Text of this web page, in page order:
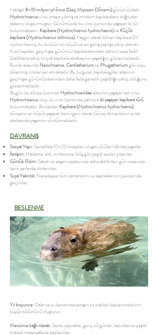
Yaklaşık8–10 milyon yıl önce (Geç Miyosen Dönemi)günümüzdeki
Hydrochoeruscinsi ortaya çıkmış ve modern kapibaraların doğrudan
atalarını oluşturmuştur. Günümüzde bu cins içerisinde yaşayan iki tür
bulunmaktadır: Kapibara (Hydrochoerus hydrochaeris)ve Küçük
kapibara (Hydrochoerus isthmius). Yaygın olarak bilinen kapibara (H.
hydrochaeris), bu iki türün en büyük ve en geniş yayılışa sahip olanıdır.
Fosil kayıtları, geçmişte günümüz kapibaralarından daha iri veya farklı
özelliklere sahip birçok kapibara akrabasının yaşadığını göstermektedir.
Bunlar arasında Neochoerus,Cardiatheriumve Phugatheriumgibi soyu
tükenmiş cinsler yer almaktadır. Bu bulgular, kapibaragiller ailesinin
geçmişte günümüzdekinden daha fazla genetik çeşitliliğe sahip olduğunu
göstermektedir.
Bugün ise dünya üzerinde Hydrochoeridaeailesinin yaşayan tek cinsi
Hydrochoerusolup, bu cins içerisinde yalnızcaiki yaşayan kapibara türü
bulunmaktadır. Bunlardan Kapibara (Hydrochoerus hydrochaeris),
dünyanın en büyük yaşayan kemirgeni olarak Güney Amerika'nın sulak
alanlarında yaşamını sürdürmektedir.
DAVRANIŞ
Sosyal Yapı: Genellikle 10–20 bireyden oluşan sürüler hâlinde yaşarlar.
İletişim: Havlama, ıslık, mırlama ve ötüş gibi çeşitli sesler çıkarırlar.
Günlük Ritim: Sabah ve akşam saatlerinde daha aktiftirler; gün ortasında
serin yerlerde dinlenirler.
Suya Yakınlık: Neredeyse tüm zamanlarını su kaynaklarının çevresinde
geçirirler.
BESLENME
Yıl boyunca: Otlar ve su kenarında yetişen su bitkileri beslenmelerinin
büyük bölümünü oluşturur.
Mevsime bağlı olarak: Sazlar, yapraklar, genç sürgünler, kabuklar ve çeşitli
bitkisel materyallerle beslenirler.